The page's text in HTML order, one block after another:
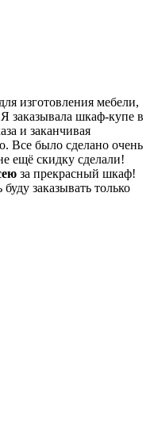
изготовления мебели,
заказывала шкаф-купе в
и заканчивая
Все было сделано очень
ещё скидку сделали!
за прекрасный шкаф!
заказывать только